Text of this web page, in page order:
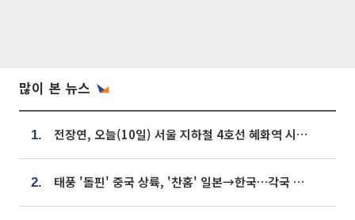
많이 본 뉴스
1. 전장연, 오늘(10일) 서울 지하철 4호선 혜화역 시위…1호선 용산역 무정차
2. 태풍 '돌핀' 중국 상륙, '찬홈' 일본→한국…각국 기상청 예상 경로는?